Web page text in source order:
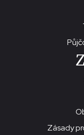
Zásady